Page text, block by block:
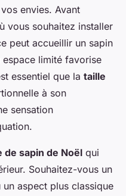
envies. Avant
vous souhaitez installer
peut accueillir un sapin
espace limité favorise
essentiel que la taille
à son
sensation
de sapin de Noël qui
Souhaitez-vous un
aspect plus classique